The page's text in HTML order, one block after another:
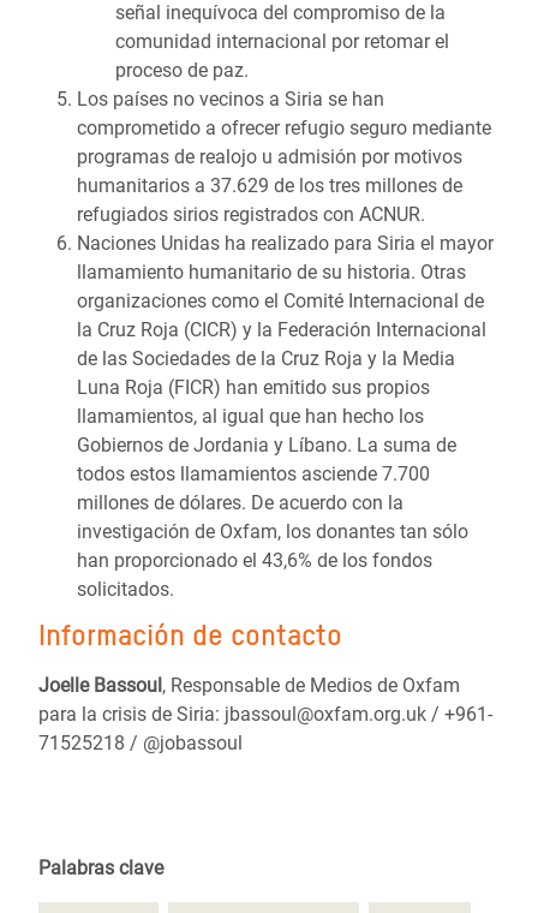
señal inequívoca del compromiso de la
comunidad internacional por retomar el
proceso de paz.
Los países no vecinos a Siria se han
comprometido a ofrecer refugio seguro mediante
programas de realojo u admisión por motivos
humanitarios a 37.629 de los tres millones de
refugiados sirios registrados con ACNUR.
Naciones Unidas ha realizado para Siria el mayor
llamamiento humanitario de su historia. Otras
organizaciones como el Comité Internacional de
la Cruz Roja (CICR) y la Federación Internacional
de las Sociedades de la Cruz Roja y la Media
Luna Roja (FICR) han emitido sus propios
llamamientos, al igual que han hecho los
Gobiernos de Jordania y Líbano. La suma de
todos estos llamamientos asciende 7.700
millones de dólares. De acuerdo con la
investigación de Oxfam, los donantes tan sólo
han proporcionado el 43,6% de los fondos
solicitados.
Información de contacto
Joelle Bassoul, Responsable de Medios de Oxfam
para la crisis de Siria: jbassoul@oxfam.org.uk / +961-
71525218 / @jobassoul
Palabras clave